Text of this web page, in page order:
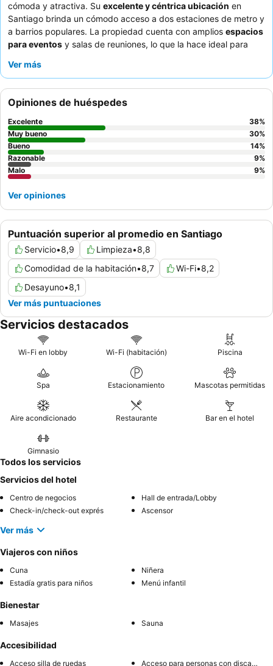
cómoda y atractiva. Su excelente y céntrica ubicación en
Santiago brinda un cómodo acceso a dos estaciones de metro y
a barrios populares. La propiedad cuenta con amplios espacios
para eventos y salas de reuniones, lo que la hace ideal para
el servicio
una habitación con vistas al jardín.
Ver más
Puntuación superior al promedio en Santiago
Servicio•8,9 Limpieza•8,8
Comodidad de la habitación•8,7 Wi-Fi•8,2
Desayuno•8,1
Ver más puntuaciones
Opiniones de huéspedes
Excelente 38%
Muy bueno
30%
Bueno
14%
Razonable
9%
Malo
9%
Ver opiniones
Servicios destacados
Wi-Fi en lobby Wi-Fi (habitación) Piscina
Spa Estacionamiento Mascotas permitidas
Aire acondicionado Restaurante Bar en el hotel
Gimnasio
Todos los servicios
Servicios del hotel
Centro de negocios
Hall de entrada/Lobby
Check-in/check-out exprés
Ascensor
Ver más
Viajeros con niños
Cuna
Niñera
Estadía gratis para niños
Menú infantil
Bienestar
Masajes Sauna
Accesibilidad
Acceso silla de ruedas Acceso para personas con discapacidad